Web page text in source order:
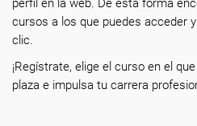
perfil en la web. De esta forma
cursos a los que puedes acceder
clic.
¡Regístrate, elige el curso en el
plaza e impulsa tu carrera